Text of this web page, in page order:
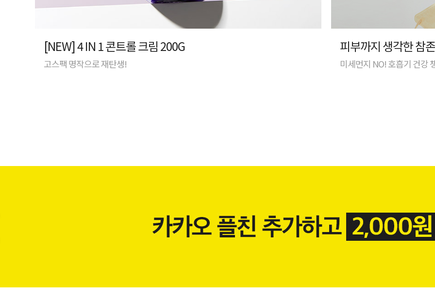
[NEW] 4 IN 1 콘트롤 크림 200G
고스팩 명작으로 재탄생!
피부까지 생각한 참
미세먼지 NO! 호흡기 건강